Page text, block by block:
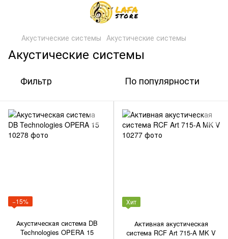
Акустические системы Акустические системы
Акустические системы
Фильтр По популярности
−15%
Акустическая система DB
Technologies OPERA 15
Хит
Активная акустическая
система RCF Art 715-A MK V